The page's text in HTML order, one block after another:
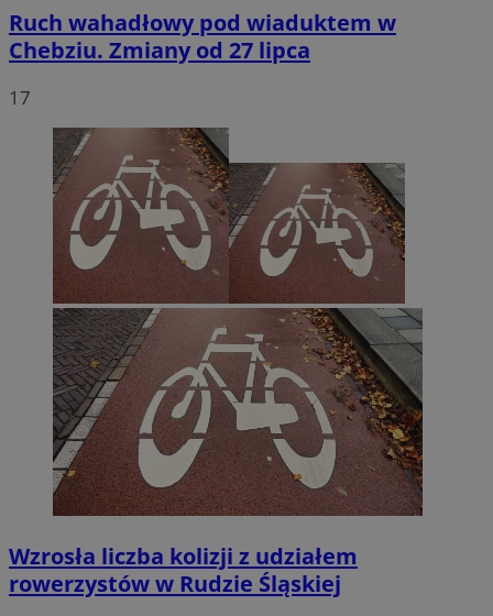
Ruch wahadłowy pod wiaduktem w
Chebziu. Zmiany od 27 lipca
17
Wzrosła liczba kolizji z udziałem
rowerzystów w Rudzie Śląskiej